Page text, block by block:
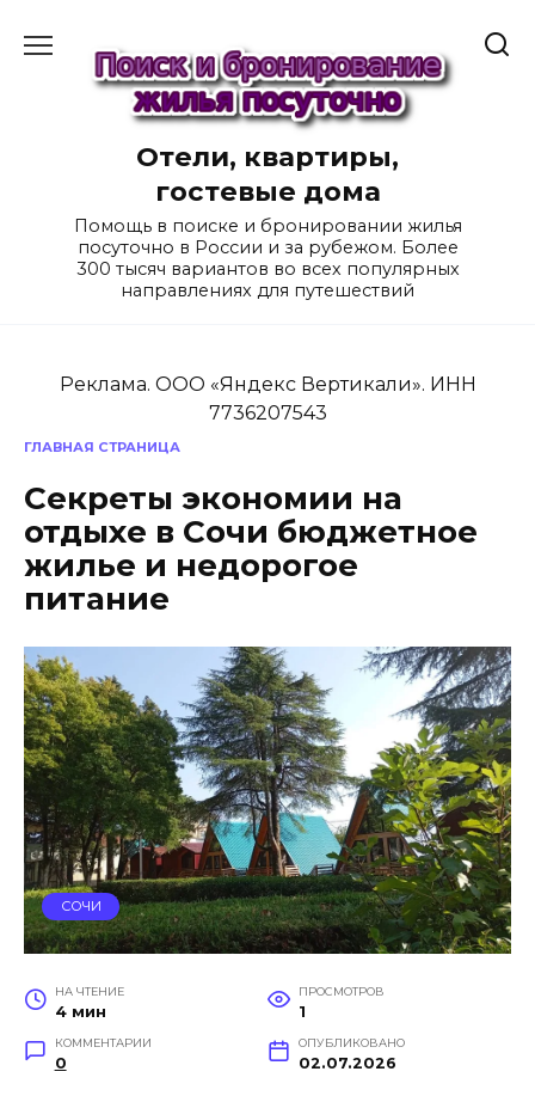
содержанию
Отели, квартиры,
гостевые дома
Помощь в поиске и бронировании жилья
посуточно в России и за рубежом. Более
300 тысяч вариантов во всех популярных
направлениях для путешествий
Реклама. ООО «Яндекс Вертикали». ИНН
7736207543
ГЛАВНАЯ СТРАНИЦА
Секреты экономии на
отдыхе в Сочи бюджетное
жилье и недорогое
питание
СОЧИ
НА ЧТЕНИЕ
4 мин
ПРОСМОТРОВ
1
КОММЕНТАРИИ
0
ОПУБЛИКОВАНО
02.07.2026